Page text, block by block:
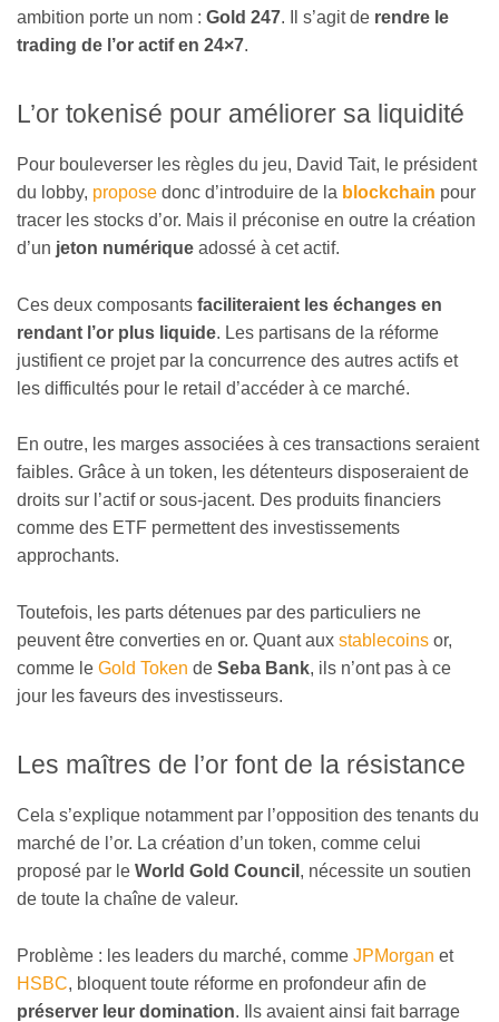
ambition porte un nom : Gold 247. Il s’agit de rendre le
trading de l’or actif en 24×7.
L’or tokenisé pour améliorer sa liquidité
Pour bouleverser les règles du jeu, David Tait, le président
du lobby, propose donc d’introduire de la blockchain pour
tracer les stocks d’or. Mais il préconise en outre la création
d’un jeton numérique adossé à cet actif.
Ces deux composants faciliteraient les échanges en
rendant l’or plus liquide. Les partisans de la réforme
justifient ce projet par la concurrence des autres actifs et
les difficultés pour le retail d’accéder à ce marché.
En outre, les marges associées à ces transactions seraient
faibles. Grâce à un token, les détenteurs disposeraient de
droits sur l’actif or sous-jacent. Des produits financiers
comme des ETF permettent des investissements
approchants.
Toutefois, les parts détenues par des particuliers ne
peuvent être converties en or. Quant aux stablecoins or,
comme le Gold Token de Seba Bank, ils n’ont pas à ce
jour les faveurs des investisseurs.
Les maîtres de l’or font de la résistance
Cela s’explique notamment par l’opposition des tenants du
marché de l’or. La création d’un token, comme celui
proposé par le World Gold Council , nécessite un soutien
de toute la chaîne de valeur.
Problème : les leaders du marché, comme JPMorgan et
HSBC, bloquent toute réforme en profondeur afin de
préserver leur domination. Ils avaient ainsi fait barrage